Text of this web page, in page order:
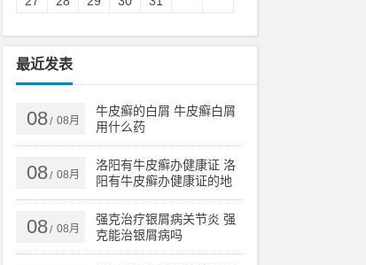
最近发表
08/ 08月
牛皮癣的白屑 牛皮癣白屑
用什么药
08/ 08月
洛阳有牛皮癣办健康证 洛
阳有牛皮癣办健康证的地
方吗
08/ 08月
强克治疗银屑病关节炎 强
克能治银屑病吗